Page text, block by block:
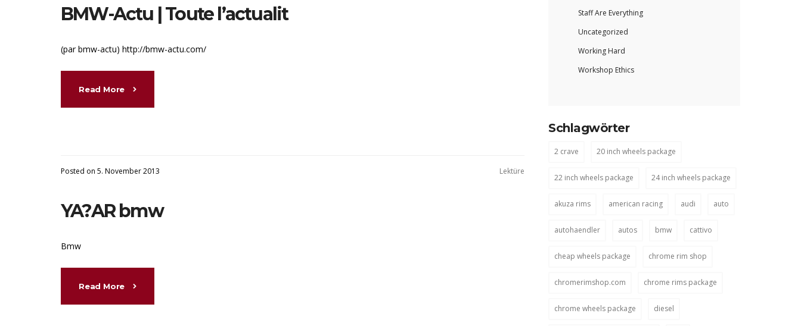
BMW-Actu | Toute l’actualit
(par bmw-actu) http://bmw-actu.com/
Read More
Posted on 5. November 2013 Lektüre
YA?AR bmw
Bmw
Read More
Staff Are Everything
Uncategorized
Working Hard
Workshop Ethics
Schlagwörter
2 crave 20 inch wheels package
22 inch wheels package 24 inch wheels package
akuza rims american racing audi auto
autohaendler autos bmw cattivo
cheap wheels package chrome rim shop
chromerimshop.com chrome rims package
chrome wheels package diesel